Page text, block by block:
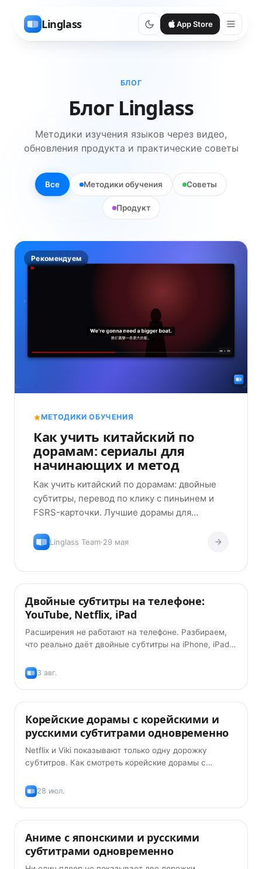
Linglass App Store
БЛОГ
Блог Linglass
Методики изучения языков через видео,
обновления продукта и практические советы
Все Методики обучения Советы
Продукт
Рекомендуем
МЕТОДИКИ ОБУЧЕНИЯ
Как учить китайский по
дорамам: сериалы для
начинающих и метод
Как учить китайский по дорамам: двойные
субтитры, перевод по клику с пиньинем и
FSRS-карточки. Лучшие дорамы для
Linglass Team·29 мая
Советы
Двойные субтитры на телефоне:
YouTube, Netflix, iPad
Расширения не работают на телефоне. Разбираем,
что реально даёт двойные субтитры на iPhone, iPad и
работает.
3 авг.
Советы
Корейские дорамы с корейскими и
русскими субтитрами одновременно
Netflix и Viki показывают только одну дорожку
субтитров. Как смотреть корейские дорамы с
— бесплатно, в 2026.
28 июл.
Советы
Аниме с японскими и русскими
субтитрами одновременно